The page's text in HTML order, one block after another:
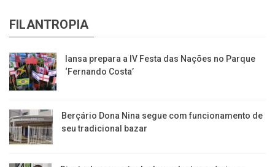
FILANTROPIA
Iansa prepara a IV Festa das Nações no Parque
‘Fernando Costa’
Berçário Dona Nina segue com funcionamento de
seu tradicional bazar